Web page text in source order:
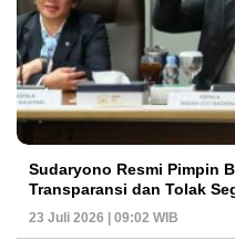
Sudaryono Resmi Pimpin
Transparansi dan Tolak
23 Juli 2026 | 09:02 WIB